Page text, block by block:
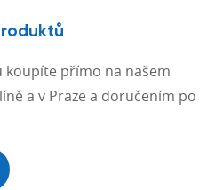
přímo na našem
a v Praze a doručením po